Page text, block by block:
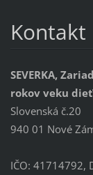
Kontakt
SEVERKA,
rokov veku
Slovenská č.20
940 01 Nové
IČO: 41714792,